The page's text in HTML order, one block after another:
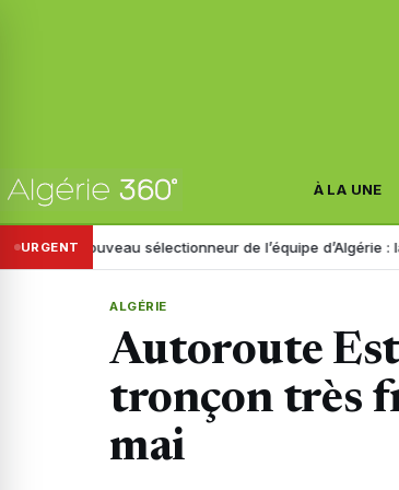
À LA UNE
URGENT
Nouveau sélectionneur de l’équipe d’Algérie : la FAF
ALGÉRIE
Autoroute
tronçon très
mai